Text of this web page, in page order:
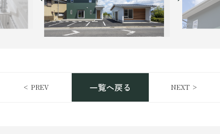
< PREV 一覧へ戻る NEXT >